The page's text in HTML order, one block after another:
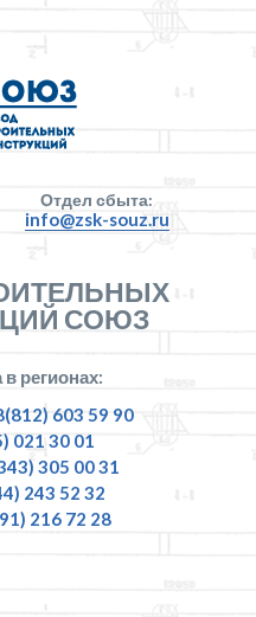
Отдел сбыта:
info@zsk-souz.ru
СОЮЗ
регионах:
603 59 90
021 30 01
305 00 31
243 52 32
216 72 28